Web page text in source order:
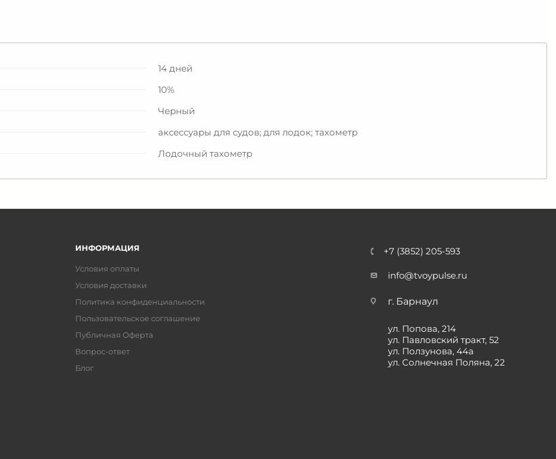
14 дней
10%
Черный
аксессуары для судов; для лодок; тахометр
Лодочный тахометр
ИНФОРМАЦИЯ
Условия оплаты
Условия доставки
Политика конфиденциальности
Пользовательское соглашение
Публичная Оферта
Вопрос-ответ
Блог
+7 (3852) 205-593
info@tvoypulse.ru
г. Барнаул
ул. Попова, 214
ул. Павловский тракт, 52
ул. Ползунова, 44а
ул. Солнечная Поляна, 22